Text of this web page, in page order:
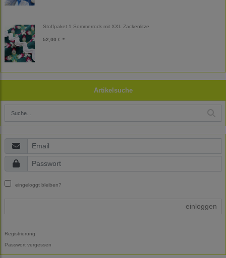
Stoffpaket 1 Sommerrock mit XXL Zackenlitze
52,00 € *
Artikelsuche
eingeloggt bleiben?
einloggen
Registrierung
Passwort vergessen